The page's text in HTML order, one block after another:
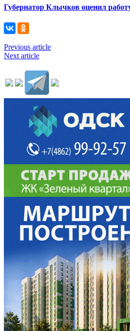
Губернатор Клычков оценил
Previous article
Next article